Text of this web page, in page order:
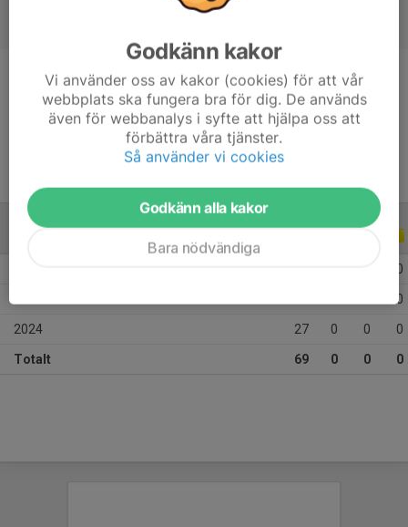
Position
Mittfältare
16 år
0
0
2024 27 0 0 0
Totalt 69 0 0 0
Godkänn kakor
Vi använder oss av kakor (cookies) för att vår
webbplats ska fungera bra för dig. De används
även för webbanalys i syfte att hjälpa oss att
förbättra våra tjänster.
Så använder vi cookies
Godkänn alla kakor
Bara nödvändiga